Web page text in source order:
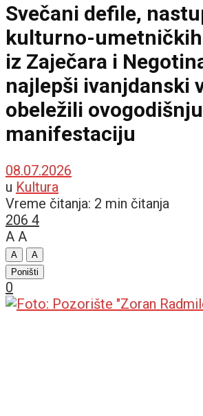
Svečani defile,
kulturno-
iz Zaječara i
najlepši ivanjdanski
obeležili ovogodišnju
manifestaciju
08.07.2026
u Kultura
Vreme čitanja: 2 min čitanja
206 4
A A
A
A
Poništi
0